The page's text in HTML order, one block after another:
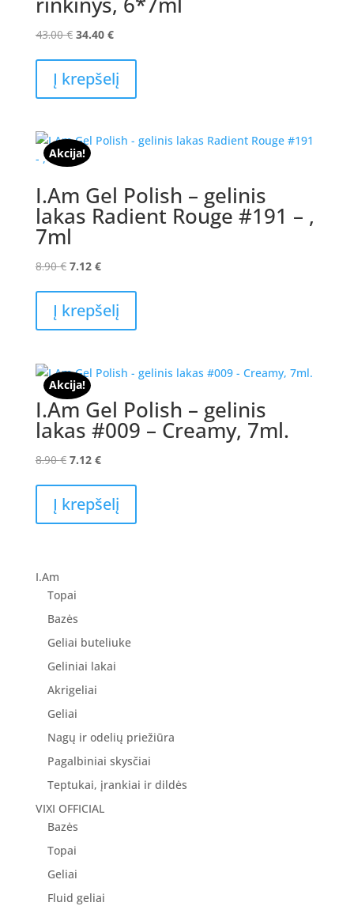
43.00€ Original
was:
43.00 €.
34.40 €Current
is:
34.40 €.
Į krepšelį
Akcija!
I.Am Gel Polish – gelinis
lakas Radient Rouge #191 – ,
7ml
8.90€ Original
8.90 €.
7.12 €Current
is:
7.12 €.
Į krepšelį
Akcija!
I.Am Gel Polish – gelinis
lakas #009 – Creamy, 7ml.
8.90€ Original
8.90 €.
7.12 €Current
is:
7.12 €.
Į krepšelį
I.Am
Topai
Bazės
Geliai buteliuke
Geliniai lakai
Akrigeliai
Geliai
Nagų ir odelių priežiūra
Pagalbiniai skysčiai
Teptukai, įrankiai ir dildės
VIXI OFFICIAL
Bazės
Topai
Geliai
Fluid geliai